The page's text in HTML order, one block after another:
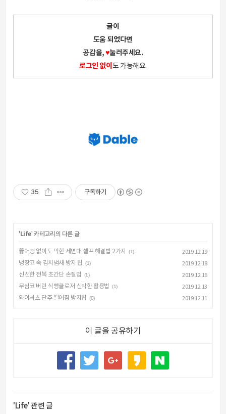
글이
도움 되었다면
공감을,♥눌러주세요.
로그인 없이 도 가능해요.
35 구독하기
' Life' 카테고리의 다른 글
뚫어뻥 없이도 막힌 세면대 셀프 해결법 2가지 (1)
2019.12.19
냉장고 속 김치냄새 방지 팁
(1)
2019.12.18
신선한 전복 초간단 손질법
(1)
2019.12.16
무심코 버린 식빵클로저 신박한 활용법
(1)
2019.12.13
와이셔츠 단추 떨어짐 방지팁
(0) 2019.12.11
이 글을 공유하기
'Life' 관련 글